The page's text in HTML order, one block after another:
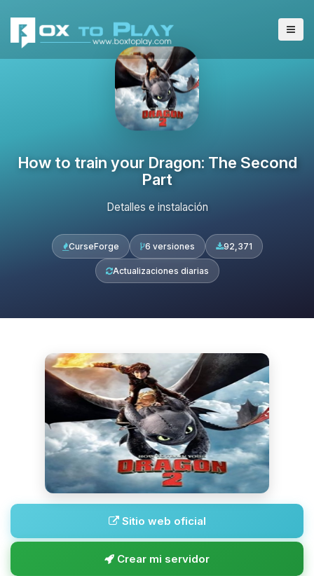
How to train your Dragon: The Second
Part
Detalles e instalación
CurseForge 6 versiones 92,371
Actualizaciones diarias
Sitio web oficial
Crear mi servidor